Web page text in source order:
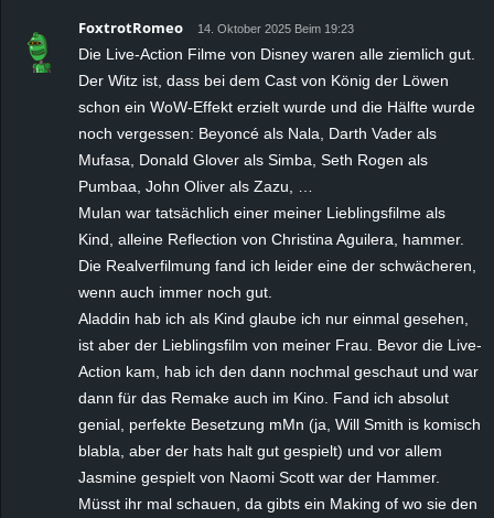
FoxtrotRomeo 14. Oktober 2025 Beim 19:23
Die Live-Action Filme von Disney waren alle ziemlich gut.
Der Witz ist, dass bei dem Cast von König der Löwen
schon ein WoW-Effekt erzielt wurde und die Hälfte wurde
noch vergessen: Beyoncé als Nala, Darth Vader als
Mufasa, Donald Glover als Simba, Seth Rogen als
Pumbaa, John Oliver als Zazu, …
Mulan war tatsächlich einer meiner Lieblingsfilme als
Kind, alleine Reflection von Christina Aguilera, hammer.
Die Realverfilmung fand ich leider eine der schwächeren,
wenn auch immer noch gut.
Aladdin hab ich als Kind glaube ich nur einmal gesehen,
ist aber der Lieblingsfilm von meiner Frau. Bevor die Live-
Action kam, hab ich den dann nochmal geschaut und war
dann für das Remake auch im Kino. Fand ich absolut
genial, perfekte Besetzung mMn (ja, Will Smith is komisch
blabla, aber der hats halt gut gespielt) und vor allem
Jasmine gespielt von Naomi Scott war der Hammer.
Müsst ihr mal schauen, da gibts ein Making of wo sie den